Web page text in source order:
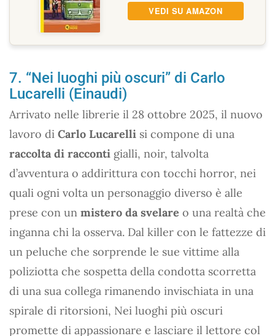
VEDI SU AMAZON
7. “Nei luoghi più oscuri” di Carlo
Lucarelli (Einaudi)
Arrivato nelle librerie il 28 ottobre 2025, il nuovo
lavoro di Carlo Lucarelli si compone di una
raccolta di racconti gialli, noir, talvolta
d’avventura o addirittura con tocchi horror, nei
quali ogni volta un personaggio diverso è alle
prese con un mistero da svelare o una realtà che
inganna chi la osserva. Dal killer con le fattezze di
un peluche che sorprende le sue vittime alla
poliziotta che sospetta della condotta scorretta
di una sua collega rimanendo invischiata in una
spirale di ritorsioni, Nei luoghi più oscuri
promette di appassionare e lasciare il lettore col